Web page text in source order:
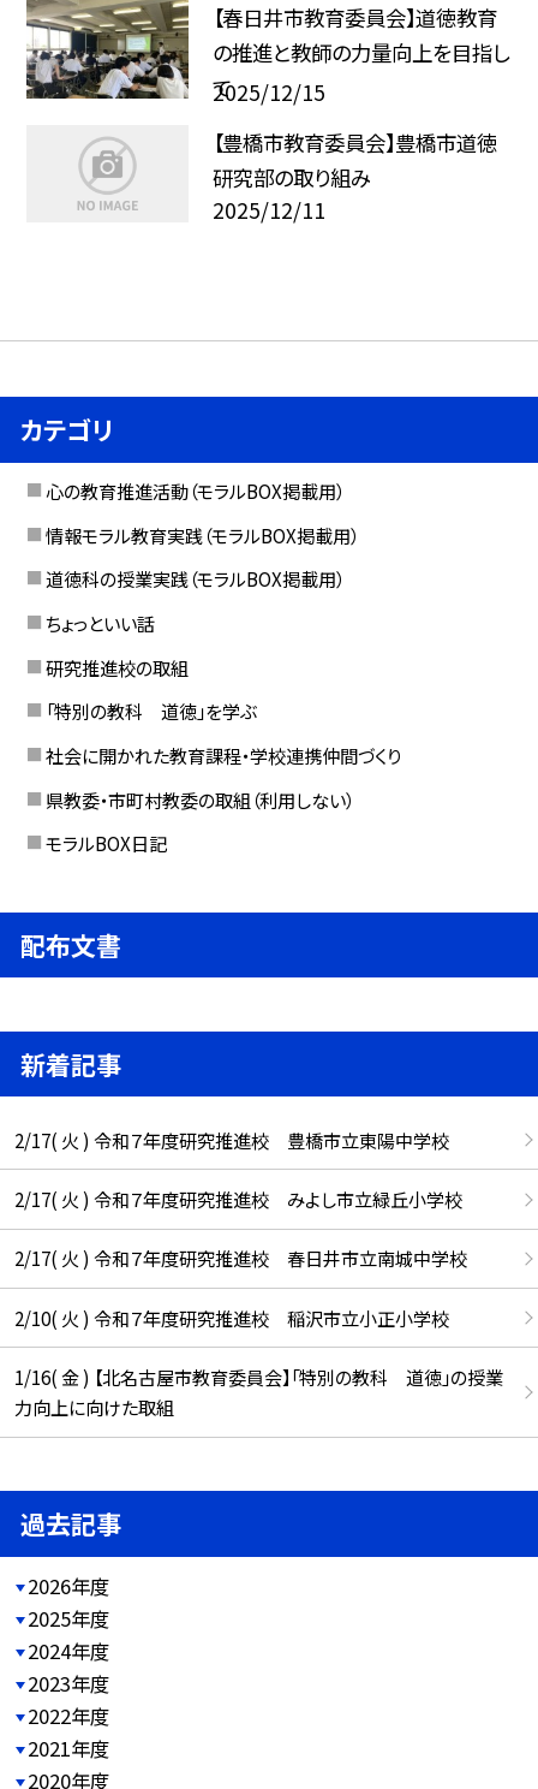
【春日井市教育委員会】道徳教育
の推進と教師の力量向上を目指し
て
2025/12/15
【豊橋市教育委員会】豊橋市道徳
研究部の取り組み
2025/12/11
カテゴリ
心の教育推進活動（モラルBOX掲載用）
情報モラル教育実践（モラルBOX掲載用）
道徳科の授業実践（モラルBOX掲載用）
ちょっといい話
研究推進校の取組
「特別の教科 道徳」を学ぶ
社会に開かれた教育課程・学校連携仲間づくり
県教委・市町村教委の取組（利用しない）
モラルBOX日記
配布文書
新着記事
2/17( 火 ) 令和７年度研究推進校 豊橋市立東陽中学校
2/17( 火 ) 令和７年度研究推進校 みよし市立緑丘小学校
2/17( 火 ) 令和７年度研究推進校 春日井市立南城中学校
2/10( 火 ) 令和７年度研究推進校 稲沢市立小正小学校
1/16( 金 ) 【北名古屋市教育委員会】「特別の教科 道徳」の授業
力向上に向けた取組
過去記事
2026年度
2025年度
2024年度
2023年度
2022年度
2021年度
2020年度